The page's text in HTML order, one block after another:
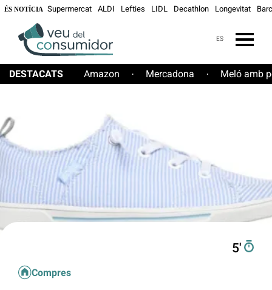
ÉS NOTÍCIA Supermercat ALDI Lefties LIDL Decathlon Longevitat
ES
DESTACATS Amazon · Mercadona · Meló amb
5′
Compres